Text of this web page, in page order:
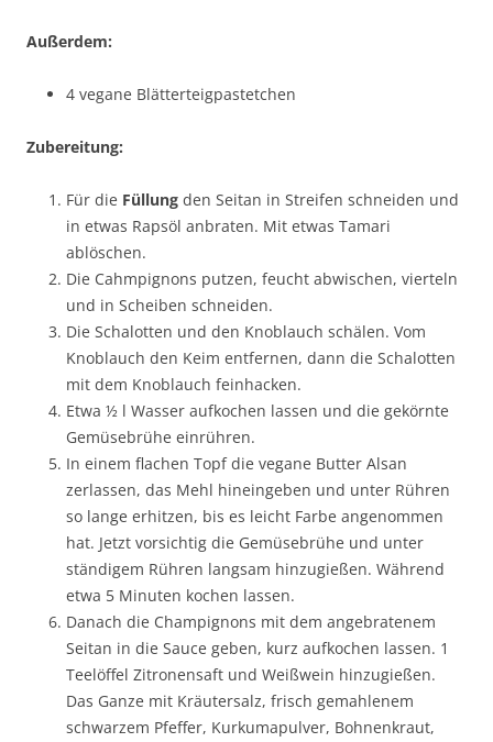
Außerdem:
4 vegane Blätterteigpastetchen
Zubereitung:
Für die Füllung den Seitan in Streifen schneiden und
in etwas Rapsöl anbraten. Mit etwas Tamari
ablöschen.
Die Cahmpignons putzen, feucht abwischen, vierteln
und in Scheiben schneiden.
Die Schalotten und den Knoblauch schälen. Vom
Knoblauch den Keim entfernen, dann die Schalotten
mit dem Knoblauch feinhacken.
Etwa ½ l Wasser aufkochen lassen und die gekörnte
Gemüsebrühe einrühren.
In einem flachen Topf die vegane Butter Alsan
zerlassen, das Mehl hineingeben und unter Rühren
so lange erhitzen, bis es leicht Farbe angenommen
hat. Jetzt vorsichtig die Gemüsebrühe und unter
ständigem Rühren langsam hinzugießen. Während
etwa 5 Minuten kochen lassen.
Danach die Champignons mit dem angebratenem
Seitan in die Sauce geben, kurz aufkochen lassen. 1
Teelöffel Zitronensaft und Weißwein hinzugießen.
Das Ganze mit Kräutersalz, frisch gemahlenem
schwarzem Pfeffer, Kurkumapulver, Bohnenkraut,